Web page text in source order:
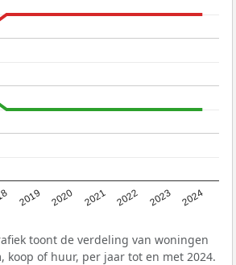
2019 2020 2021 2022 2023 2024
toont de verdeling van woningen
koop of huur, per jaar tot en met 2024.